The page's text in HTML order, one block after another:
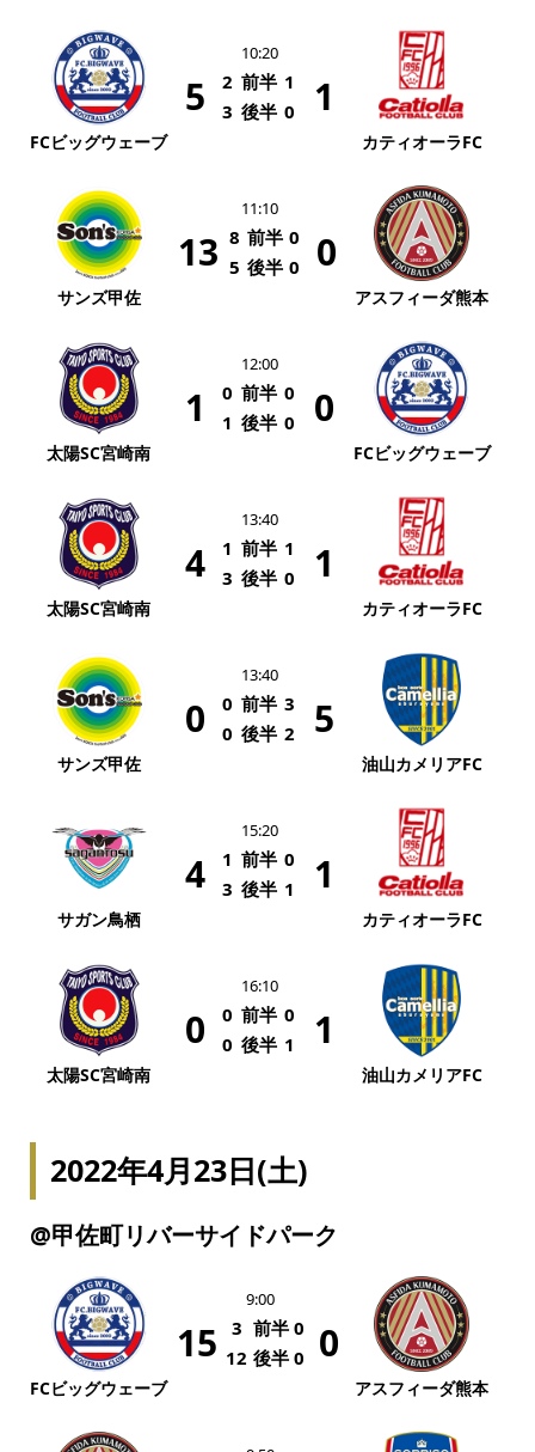
FCビッグウェーブ
10:20
5 2 前半 1 1
3 後半 0
カティオーラFC
サンズ甲佐
11:10
13 8 前半 0 0
5 後半 0
アスフィーダ熊本
太陽SC宮崎南
12:00
1 0 前半 0 0
1 後半 0
FCビッグウェーブ
太陽SC宮崎南
13:40
4 1 前半 1 1
3 後半 0
カティオーラFC
サンズ甲佐
13:40
0 0 前半 3 5
0 後半 2
油山カメリアFC
サガン鳥栖
15:20
4 1 前半 0 1
3 後半 1
カティオーラFC
太陽SC宮崎南
16:10
0 0 前半 0 1
0 後半 1
油山カメリアFC
2022年4月23日(土)
@甲佐町リバーサイドパーク
FCビッグウェーブ
9:00
15 3 前半 0 0
12 後半 0
アスフィーダ熊本